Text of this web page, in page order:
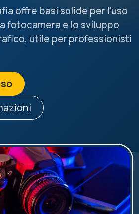
offre basi solide per l’uso
fotocamera e lo sviluppo
utile per professionisti